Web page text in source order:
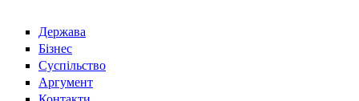
Держава
Бізнес
Суспільство
Аргумент